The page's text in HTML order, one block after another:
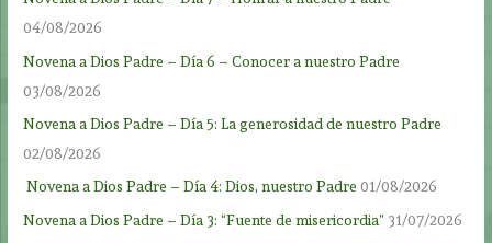
04/08/2026
Novena a Dios Padre – Día 6 – Conocer a nuestro Padre
03/08/2026
Novena a Dios Padre – Día 5: La generosidad de nuestro Padre
02/08/2026
Novena a Dios Padre – Día 4: Dios, nuestro Padre 01/08/2026
Novena a Dios Padre – Día 3: “Fuente de misericordia” 31/07/2026